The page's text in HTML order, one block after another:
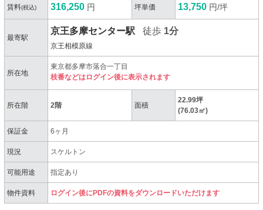
賃料(税込) 316,250 円 坪単価 13,750 円/坪
最寄駅
京王多摩センター駅 徒歩 1分
京王相模原線
所在地
東京都多摩市落合一丁目
枝番などはログイン後に表示されます
所在階 2階 面積
22.99坪
(76.03㎡)
保証金 6ヶ月
現況 スケルトン
可能用途 指定あり
物件資料 ログイン後にPDFの資料をダウンロードいただけます